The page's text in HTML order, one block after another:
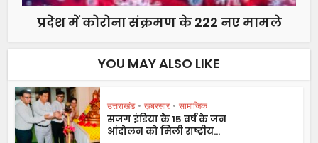
प्रदेश में कोरोना संक्रमण के 222 नए मामले
YOU MAY ALSO LIKE
उत्तराखंड • ख़बरसार • सामाजिक
सजग इंडिया के 15 वर्ष के जन
आंदोलन को मिली राष्ट्रीय...